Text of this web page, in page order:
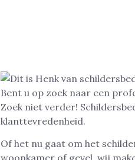
Bent u op zoek naar een
Zoek niet verder!
klanttevredenheid.
Of het nu gaat om het